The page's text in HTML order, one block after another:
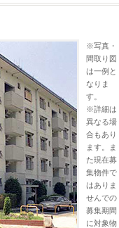
※写真・
間取り図
は一例と
なりま
す。
※詳細は
異なる場
合もあり
ます。ま
た現在募
集物件で
はありま
せんでの
募集期間
に対象物